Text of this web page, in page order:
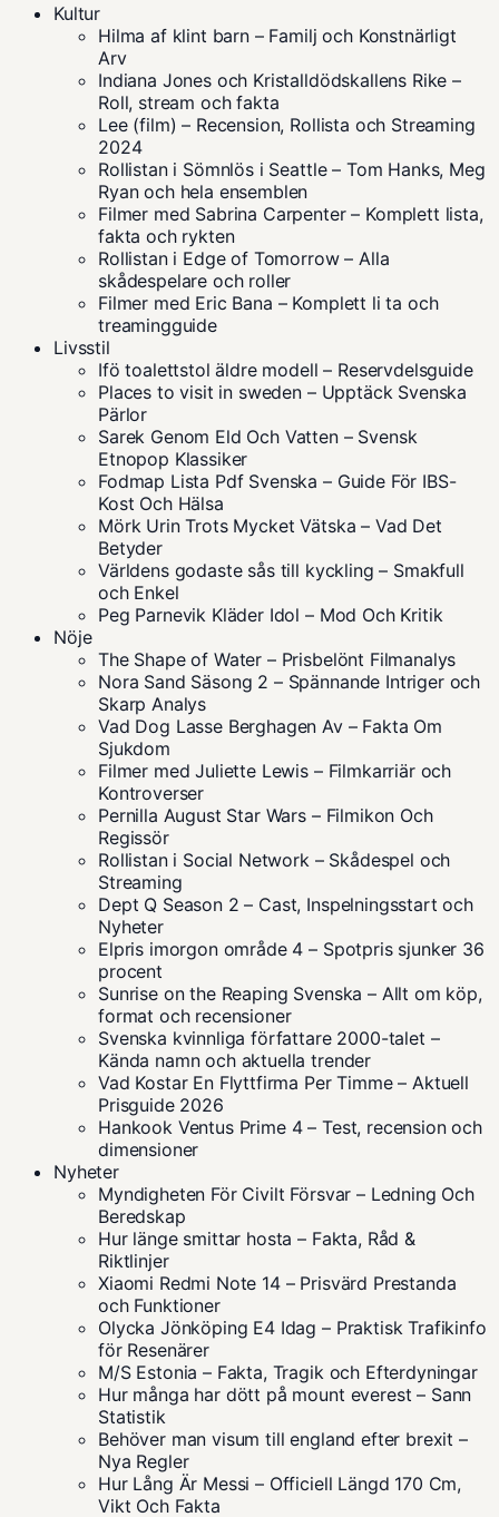
Kultur
Hilma af klint barn – Familj och Konstnärligt
Arv
Indiana Jones och Kristalldödskallens Rike –
Roll, stream och fakta
Lee (film) – Recension, Rollista och Streaming
2024
Rollistan i Sömnlös i Seattle – Tom Hanks, Meg
Ryan och hela ensemblen
Filmer med Sabrina Carpenter – Komplett lista,
fakta och rykten
Rollistan i Edge of Tomorrow – Alla
skådespelare och roller
Filmer med Eric Bana – Komplett li ta och
treamingguide
Livsstil
Ifö toalettstol äldre modell – Reservdelsguide
Places to visit in sweden – Upptäck Svenska
Pärlor
Sarek Genom Eld Och Vatten – Svensk
Etnopop Klassiker
Fodmap Lista Pdf Svenska – Guide För IBS-
Kost Och Hälsa
Mörk Urin Trots Mycket Vätska – Vad Det
Betyder
Världens godaste sås till kyckling – Smakfull
och Enkel
Peg Parnevik Kläder Idol – Mod Och Kritik
Nöje
The Shape of Water – Prisbelönt Filmanalys
Nora Sand Säsong 2 – Spännande Intriger och
Skarp Analys
Vad Dog Lasse Berghagen Av – Fakta Om
Sjukdom
Filmer med Juliette Lewis – Filmkarriär och
Kontroverser
Pernilla August Star Wars – Filmikon Och
Regissör
Rollistan i Social Network – Skådespel och
Streaming
Dept Q Season 2 – Cast, Inspelningsstart och
Nyheter
Elpris imorgon område 4 – Spotpris sjunker 36
procent
Sunrise on the Reaping Svenska – Allt om köp,
format och recensioner
Svenska kvinnliga författare 2000-talet –
Kända namn och aktuella trender
Vad Kostar En Flyttfirma Per Timme – Aktuell
Prisguide 2026
Hankook Ventus Prime 4 – Test, recension och
dimensioner
Nyheter
Myndigheten För Civilt Försvar – Ledning Och
Beredskap
Hur länge smittar hosta – Fakta, Råd &
Riktlinjer
Xiaomi Redmi Note 14 – Prisvärd Prestanda
och Funktioner
Olycka Jönköping E4 Idag – Praktisk Trafikinfo
för Resenärer
M/S Estonia – Fakta, Tragik och Efterdyningar
Hur många har dött på mount everest – Sann
Statistik
Behöver man visum till england efter brexit –
Nya Regler
Hur Lång Är Messi – Officiell Längd 170 Cm,
Vikt Och Fakta